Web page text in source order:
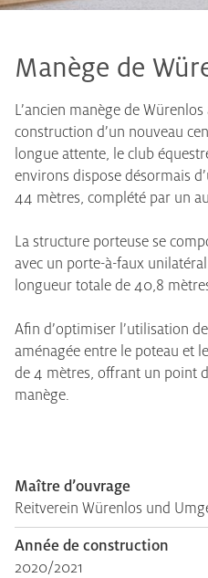
Manège de
L’ancien manège de
construction d’un nouveau
longue attente, le club
environs dispose désormais
44 mètres, complété par un
La structure porteuse se
avec un porte-à-faux
longueur totale de 40,8
Afin d’optimiser l’utilisation
aménagée entre le poteau et
de 4 mètres, offrant un point
manège.
Maître d’ouvrage
Reitverein Würenlos und
Année de construction
2020/2021